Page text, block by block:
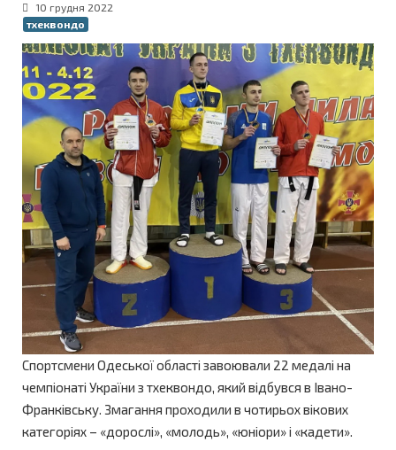
10 грудня 2022
тхеквондо
Спортсмени Одеської області завоювали 22 медалі на
чемпіонаті України з тхеквондо, який відбувся в Івано-
Франківську. Змагання проходили в чотирьох вікових
категоріях – «дорослі», «молодь», «юніори» і «кадети».